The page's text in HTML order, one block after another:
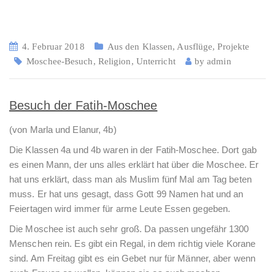
4. Februar 2018 Aus den Klassen, Ausflüge,Projekte
Moschee-Besuch, Religion, Unterricht byadmin
Besuch der Fatih-Moschee
(von Marla und Elanur, 4b)
Die Klassen 4a und 4b waren in der Fatih-Moschee. Dort gab
es einen Mann, der uns alles erklärt hat über die Moschee. Er
hat uns erklärt, dass man als Muslim fünf Mal am Tag beten
muss. Er hat uns gesagt, dass Gott 99 Namen hat und an
Feiertagen wird immer für arme Leute Essen gegeben.
Die Moschee ist auch sehr groß. Da passen ungefähr 1300
Menschen rein. Es gibt ein Regal, in dem richtig viele Korane
sind. Am Freitag gibt es ein Gebet nur für Männer, aber wenn